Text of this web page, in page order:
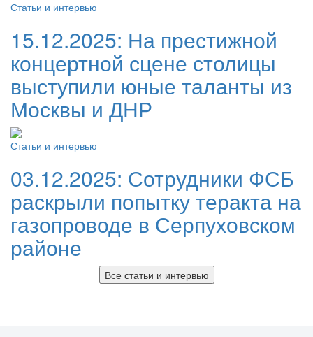
Статьи и интервью
15.12.2025: На престижной
концертной сцене столицы
выступили юные таланты из
Москвы и ДНР
Статьи и интервью
03.12.2025: Сотрудники ФСБ
раскрыли попытку теракта на
газопроводе в Серпуховском
районе
Все статьи и интервью